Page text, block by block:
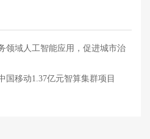
领域人工智能应用，促进城市治
国移动1.37亿元智算集群项目